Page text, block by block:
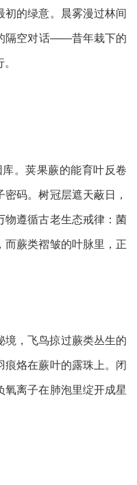
初的绿意。晨雾漫过林间
隔空对话——昔年栽下的
。荚果蕨的能育叶反卷
码。树冠层遮天蔽日，
遵循古老生态戒律：菌
而蕨类褶皱的叶脉里，正
境，飞鸟掠过蕨类丛生的
烙在蕨叶的露珠上。闭
氧离子在肺泡里绽开成星